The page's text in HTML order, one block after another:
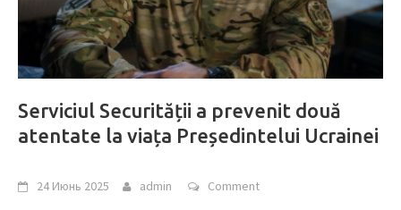
Serviciul Securității a prevenit două
atentate la viața Președintelui Ucrainei
24 Июнь 2025 admin Comment